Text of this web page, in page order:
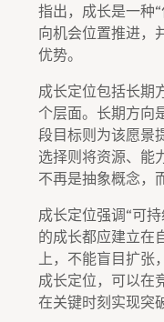
指出，成长是一种
向机会位置推进，
优势。
成长定位包括长期
个层面。长期方向
段目标则为该愿景
选择则将资源、能
不再是抽象概念，
成长定位强调“可
的成长都应建立在
上，不能盲目扩
成长定位，可以在
在关键时刻实现突